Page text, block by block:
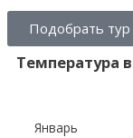
Подобрать тур
Температура
Январь